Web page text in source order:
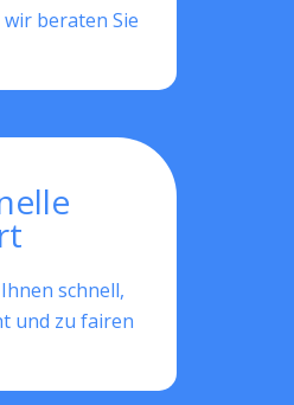
wir beraten Sie
schnell,
und zu fairen